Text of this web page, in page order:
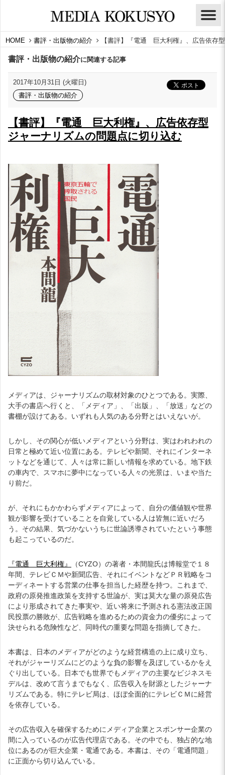
HOME 書評・出版物の紹介 【書評】『電通 巨大利権』、広告依存
書評・出版物の紹介に関連する記事
2017年10月31日 (火曜日)
書評・出版物の紹介
【書評】『電通 巨大利権』、広告依存型
ジャーナリズムの問題点に切り込む
メディアは、ジャーナリズムの取材対象のひとつである。実際、
大手の書店へ行くと、「メディア」、「出版」、「放送」などの
書棚が設けてある。いずれも人気のある分野とはいえないが。
しかし、その関心が低いメディアという分野は、実はわれわれの
日常と極めて近い位置にある。テレビや新聞、それにインターネ
ットなどを通じて、人々は常に新しい情報を求めている。地下鉄
の車内で、スマホに夢中になっている人々の光景は、いまや当た
り前だ。
が、それにもかかわらずメディアによって、自分の価値観や世界
観が影響を受けていることを自覚している人は皆無に近いだろ
う。その結果、気づかないうちに世論誘導されていたという事態
も起こっているのだ。
『電通 巨大利権』
（CYZO）の著者・本間龍氏は博報堂で１８
年間、テレビＣＭや新聞広告、それにイベントなどＰＲ戦略をコ
ーディネートする営業の仕事を担当した経歴を持つ。これまで、
政府の原発推進政策を支持する世論が、実は莫大な量の原発広告
により形成されてきた事実や、近い将来に予測される憲法改正国
民投票の勝敗が、広告戦略を進めるための資金力の優劣によって
決せられる危険性など、同時代の重要な問題を指摘してきた。
本書は、日本のメディアがどのような経営構造の上に成り立ち、
それがジャーリズムにどのような負の影響を及ぼしているかをえ
ぐり出している。日本でも世界でもメディアの主要なビジネスモ
デルは、改めて言うまでもなく、広告収入を財源としたジャーナ
リズムである。特にテレビ局は、ほぼ全面的にテレビＣＭに経営
を依存している。
その広告収入を確保するためにメディア企業とスポンサー企業の
間に入っているのが広告代理店である。その中でも、独占的な地
位にあるのが巨大企業・電通である。本書は、その「電通問題」
に正面から切り込んでいる。